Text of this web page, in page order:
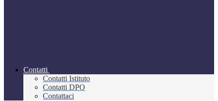
Contatti
Contatti Istituto
Contatti DPO
Contattaci